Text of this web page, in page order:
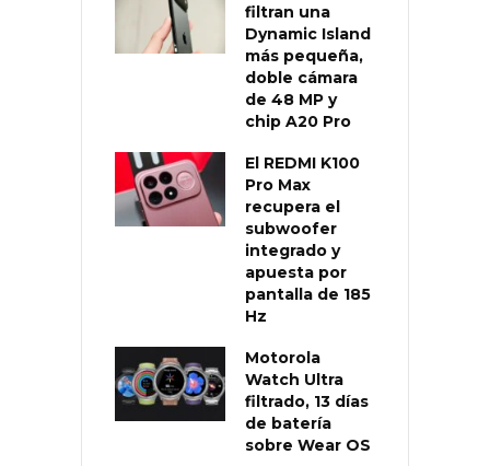
filtran una
Dynamic Island
más pequeña,
doble cámara
de 48 MP y
chip A20 Pro
El REDMI K100
Pro Max
recupera el
subwoofer
integrado y
apuesta por
pantalla de 185
Hz
Motorola
Watch Ultra
filtrado, 13 días
de batería
sobre Wear OS